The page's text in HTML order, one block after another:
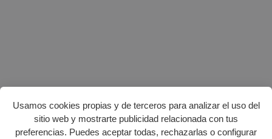
Usamos cookies propias y de terceros para analizar el uso del
sitio web y mostrarte publicidad relacionada con tus
preferencias. Puedes aceptar todas, rechazarlas o configurar